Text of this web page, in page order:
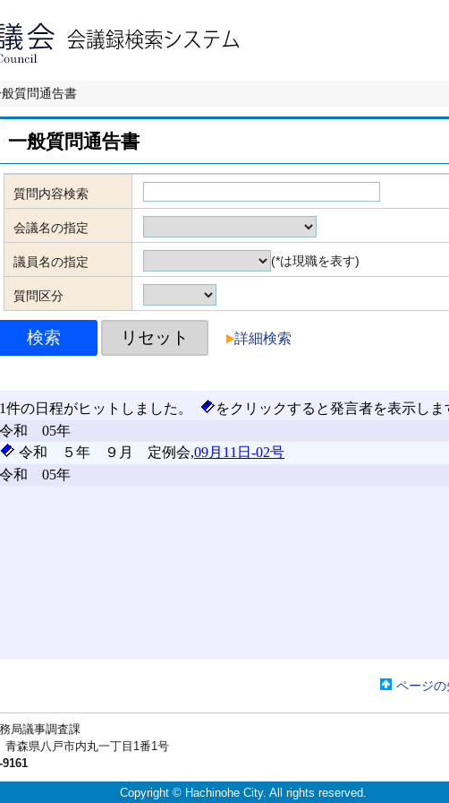
般質問通告書
一般質問通告書
質問内容検索
会議名の指定
議員名の指定 (*は現職を表す)
質問区分
詳細検索
ページの
局議事調査課
戸市内丸一丁目1番1号
9161
Copyright © Hachinohe City. All rights reserved.